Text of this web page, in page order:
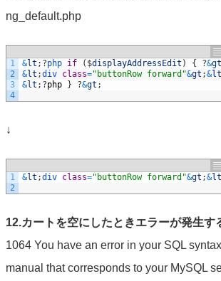
ng_default.php
1
2
3
4
&lt ; ?php if ( $displayAddressEdit ) { ?&gt
&lt ;div class="buttonRow forward"&gt ;&lt
&lt ; ?php } ?&gt ;
↓
1
2
&lt ;div class="buttonRow forward"&gt ;&lt
12.カートを空にしたときエラーが発生す
1064 You have an error in your SQL
manual that corresponds to your MySQL